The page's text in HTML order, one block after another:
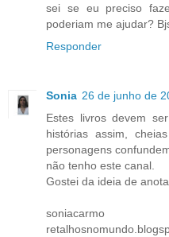
sei se eu preciso
poderiam me ajudar?
Responder
Sonia 26 de junho de
Estes livros devem
histórias assim,
personagens
não tenho este canal.
Gostei da ideia de
soniacarmo